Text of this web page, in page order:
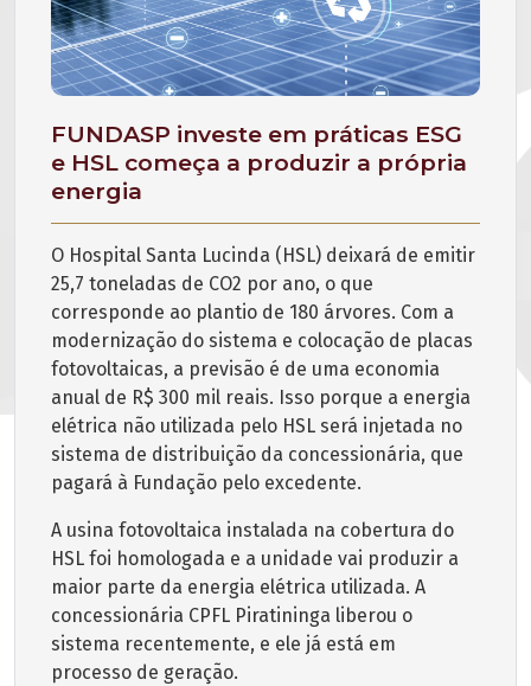
FUNDASP investe em práticas ESG
e HSL começa a produzir a própria
energia
O Hospital Santa Lucinda (HSL) deixará de emitir
25,7 toneladas de CO2 por ano, o que
corresponde ao plantio de 180 árvores. Com a
modernização do sistema e colocação de placas
fotovoltaicas, a previsão é de uma economia
anual de R$ 300 mil reais. Isso porque a energia
elétrica não utilizada pelo HSL será injetada no
sistema de distribuição da concessionária, que
pagará à Fundação pelo excedente.
A usina fotovoltaica instalada na cobertura do
HSL foi homologada e a unidade vai produzir a
maior parte da energia elétrica utilizada. A
concessionária CPFL Piratininga liberou o
sistema recentemente, e ele já está em
processo de geração.